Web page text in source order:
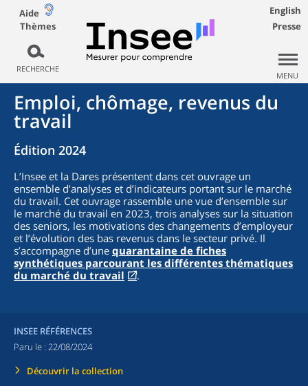
Aide
Thèmes
RECHERCHE
English
Presse
MENU
Emploi, chômage, revenus du
travail
Édition 2024
L’Insee et la Dares présentent dans cet ouvrage un
ensemble d’analyses et d’indicateurs portant sur le marché
du travail. Cet ouvrage rassemble une vue d’ensemble sur
le marché du travail en 2023, trois analyses sur la situation
des seniors, les motivations des changements d’employeur
et l’évolution des bas revenus dans le secteur privé. Il
s’accompagne d’une quarantaine de fiches
synthétiques parcourant les différentes thématiques
du marché du travail
.
INSEE RÉFÉRENCES
Paru le : 22/08/2024
Découvrir la collection